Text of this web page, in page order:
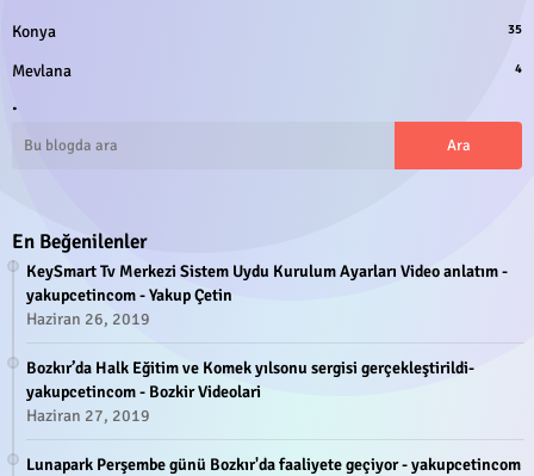
Konya 35
Mevlana 4
.
En Beğenilenler
KeySmart Tv Merkezi Sistem Uydu Kurulum Ayarları Video anlatım -
yakupcetincom - Yakup Çetin
Haziran 26, 2019
Bozkır’da Halk Eğitim ve Komek yılsonu sergisi gerçekleştirildi-
yakupcetincom - Bozkir Videolari
Haziran 27, 2019
Lunapark Perşembe günü Bozkır'da faaliyete geçiyor - yakupcetincom